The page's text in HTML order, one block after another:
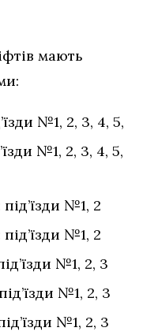
мають
№1, 2, 3, 4, 5,
№1, 2, 3, 4, 5,
№1, 2
№1, 2
№1, 2, 3
№1, 2, 3
№1, 2, 3